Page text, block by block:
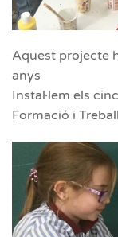
Aquest projecte
anys
Instal·lem els
Formació i Treball